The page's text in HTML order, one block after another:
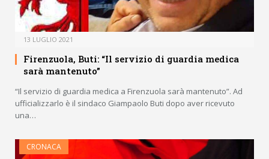
13 LUGLIO 2021
Firenzuola, Buti: “Il servizio di guardia medica
sarà mantenuto”
“Il servizio di guardia medica a Firenzuola sarà mantenuto”. Ad
ufficializzarlo è il sindaco Giampaolo Buti dopo aver ricevuto
una…
CRONACA